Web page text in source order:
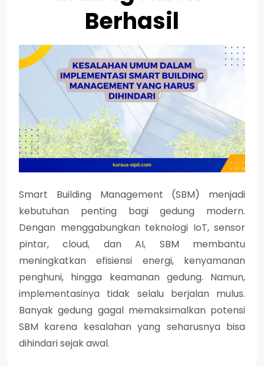
Berhasil
Smart Building Management (SBM) menjadi
kebutuhan penting bagi gedung modern.
Dengan menggabungkan teknologi IoT, sensor
pintar, cloud, dan AI, SBM membantu
meningkatkan efisiensi energi, kenyamanan
penghuni, hingga keamanan gedung. Namun,
implementasinya tidak selalu berjalan mulus.
Banyak gedung gagal memaksimalkan potensi
SBM karena kesalahan yang seharusnya bisa
dihindari sejak awal.